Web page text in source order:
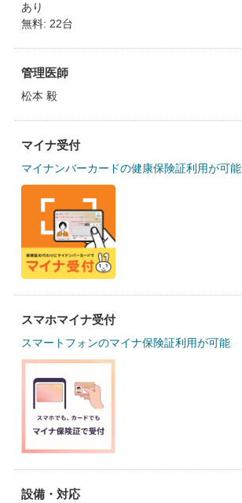
あり
無料: 22台
管理医師
松本 毅
マイナ受付
マイナンバーカードの健康保険証利用が可能
スマホマイナ受付
スマートフォンのマイナ保険証利用が可能
設備・対応